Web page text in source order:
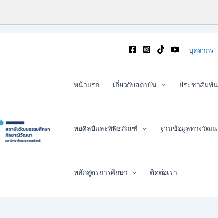
บุคลากร
หน้าแรก เกี่ยวกับสถาบัน ประชาสัมพั
หอศิลป์และพิพิธภัณฑ์ ฐานข้อมูลทางวัฒน
หลักสูตรการศึกษา ติดต่อเรา